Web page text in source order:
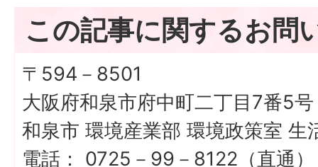
この記事に関するお問
〒594－8501
大阪府和泉市府中町二丁目7番5号
和泉市 環境産業部 環境政策室 生
電話： 0725－99－8122（直通）